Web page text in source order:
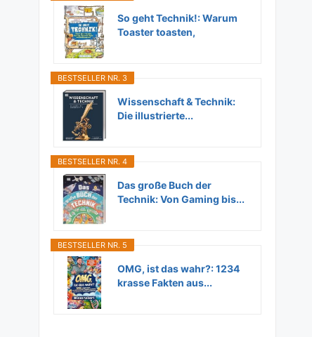
So geht Technik!: Warum
Toaster toasten,
BESTSELLER NR. 3
Wissenschaft & Technik:
Die illustrierte...
BESTSELLER NR. 4
Das große Buch der
Technik: Von Gaming bis...
BESTSELLER NR. 5
OMG, ist das wahr?: 1234
krasse Fakten aus...